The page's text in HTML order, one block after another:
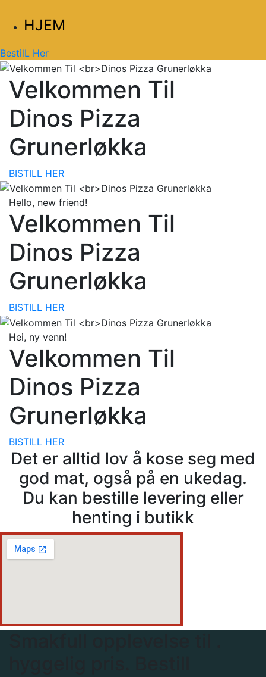
HJEM
BestilL Her
Velkommen Til
Dinos Pizza
Grunerløkka
BISTILL HER
Hello, new friend!
Velkommen Til
Dinos Pizza
Grunerløkka
BISTILL HER
Hei, ny venn!
Velkommen Til
Dinos Pizza
Grunerløkka
BISTILL HER
Det er alltid lov å kose seg med
god mat, også på en ukedag.
Du kan bestille levering eller
henting i butikk